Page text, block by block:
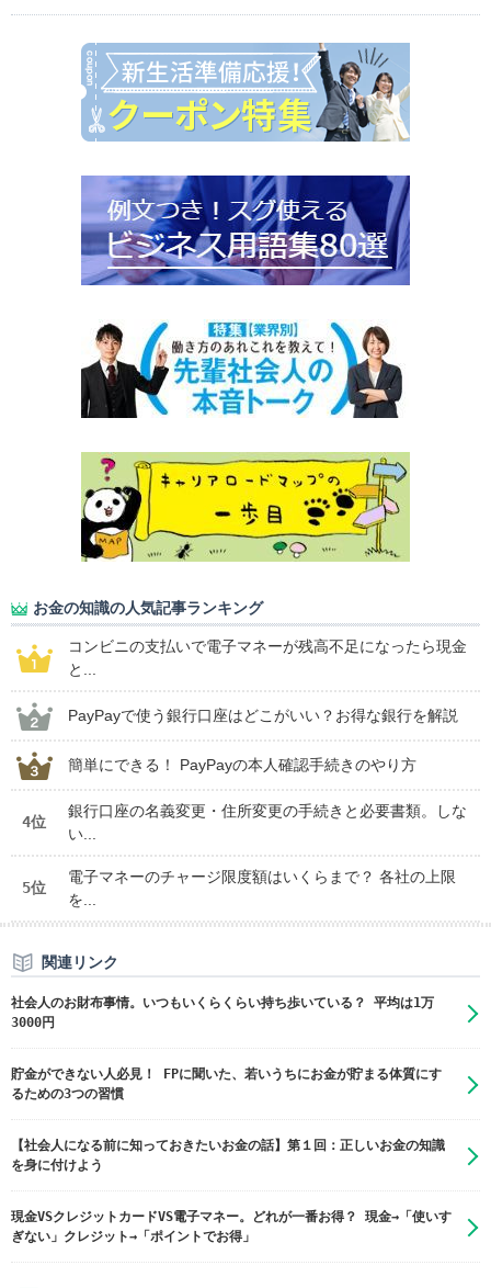
お金の知識の人気記事ランキング
コンビニの支払いで電子マネーが残高不足になったら現金
と...
PayPayで使う銀行口座はどこがいい？お得な銀行を解説
簡単にできる！ PayPayの本人確認手続きのやり方
4位
銀行口座の名義変更・住所変更の手続きと必要書類。しな
い...
5位
電子マネーのチャージ限度額はいくらまで？ 各社の上限
を...
関連リンク
社会人のお財布事情。いつもいくらくらい持ち歩いている？ 平均は1万
3000円
貯金ができない人必見！ FPに聞いた、若いうちにお金が貯まる体質にす
るための3つの習慣
【社会人になる前に知っておきたいお金の話】第１回：正しいお金の知識
を身に付けよう
現金VSクレジットカードVS電子マネー。どれが一番お得？ 現金→「使いす
ぎない」クレジット→「ポイントでお得」